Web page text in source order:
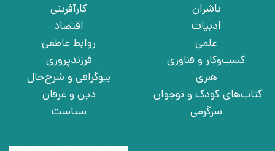
ناشران
ادبیات
علمی
کسب‌وکار و فناوری
هنری
کتاب‌های کودک و نوجوان
سرگرمی
کارآفرینی
اقتصاد
روابط عاطفی
فرزندپروری
بیوگرافی و شرح‌حال
دین و عرفان
سیاست